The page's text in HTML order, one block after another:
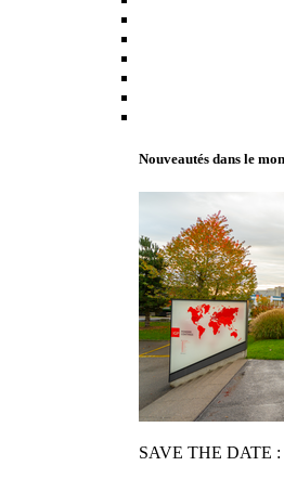
Nouveautés dans le
SAVE THE DATE